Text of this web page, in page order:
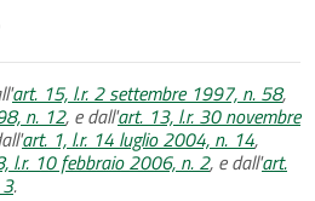
art. 15, l.r. 2 settembre 1997, n. 58,
n. 12, e dall'art. 13, l.r. 30 novembre
art. 1, l.r. 14 luglio 2004, n. 14,
l.r. 10 febbraio 2006, n. 2, e dall'art.
.